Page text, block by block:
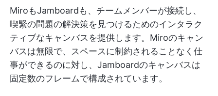
MiroもJamboardも、チームメンバーが接続し、
喫緊の問題の解決策を見つけるためのインタラク
ティブなキャンバスを提供します。Miroのキャン
バスは無限で、スペースに制約されることなく仕
事ができるのに対し、Jamboardのキャンバスは
固定数のフレームで構成されています。